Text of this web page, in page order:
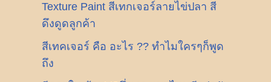
Texture Paint สีเทกเจอร์ลายไข่ปลา สี
ดึงดูดลูกค้า
สีเทคเจอร์ คือ อะไร ?? ทำไมใครๆก็พูด
ถึง